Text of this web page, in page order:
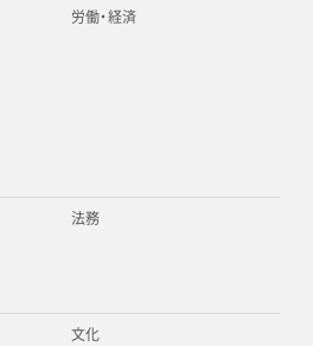
労働・経済
法務
文化